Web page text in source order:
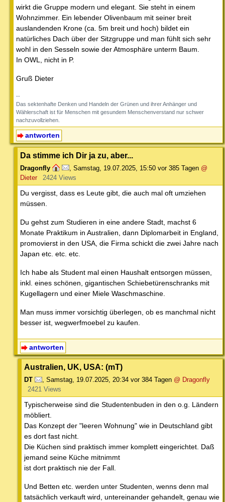
wirkt die Gruppe modern und elegant. Sie steht in einem
Wohnzimmer. Ein lebender Olivenbaum mit seiner breit
auslandenden Krone (ca. 5m breit und hoch) bildet ein
natürliches Dach über der Sitzgruppe und man fühlt sich sehr
wohl in den Sesseln sowie der Atmosphäre unterm Baum.
In OWL, nicht in P.
Gruß Dieter
--
Das sektenhafte Denken und Handeln der Grünen und ihrer Anhänger und
Wählerschaft ist für Menschen mit gesundem Menschenverstand nur schwer
nachzuvollziehen.
antworten
Da stimme ich Dir ja zu, aber...
Dragonfly Samstag, 19.07.2025, 15:50 vor 385 Tagen @
Dieter
2424 Views
Du vergisst, dass es Leute gibt, die auch mal oft umziehen
müssen.
Du gehst zum Studieren in eine andere Stadt, machst 6
Monate Praktikum in Australien, dann Diplomarbeit in England,
promovierst in den USA, die Firma schickt die zwei Jahre nach
Japan etc. etc. etc.
Ich habe als Student mal einen Haushalt entsorgen müssen,
inkl. eines schönen, gigantischen Schiebetürenschranks mit
Kugellagern und einer Miele Waschmaschine.
Man muss immer vorsichtig überlegen, ob es manchmal nicht
besser ist, wegwerfmoebel zu kaufen.
antworten
Australien, UK, USA: (mT)
DT , Samstag, 19.07.2025, 20:34 vor 384 Tagen @ Dragonfly
2421 Views
Typischerweise sind die Studentenbuden in den o.g. Ländern
möbliert.
Das Konzept der "leeren Wohnung" wie in Deutschland gibt
es dort fast nicht.
Die Küchen sind praktisch immer komplett eingerichtet. Daß
jemand seine Küche mitnimmt
ist dort praktisch nie der Fall.
Und Betten etc. werden unter Studenten, wenns denn mal
tatsächlich verkauft wird, untereinander gehandelt, genau wie